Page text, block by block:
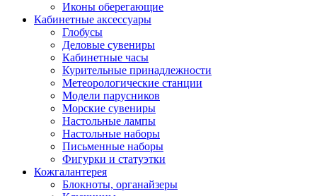
Иконы оберегающие
Кабинетные аксессуары
Глобусы
Деловые сувениры
Кабинетные часы
Курительные принадлежности
Метеорологические станции
Модели парусников
Морские сувениры
Настольные лампы
Настольные наборы
Письменные наборы
Фигурки и статуэтки
Кожгалантерея
Блокноты, органайзеры